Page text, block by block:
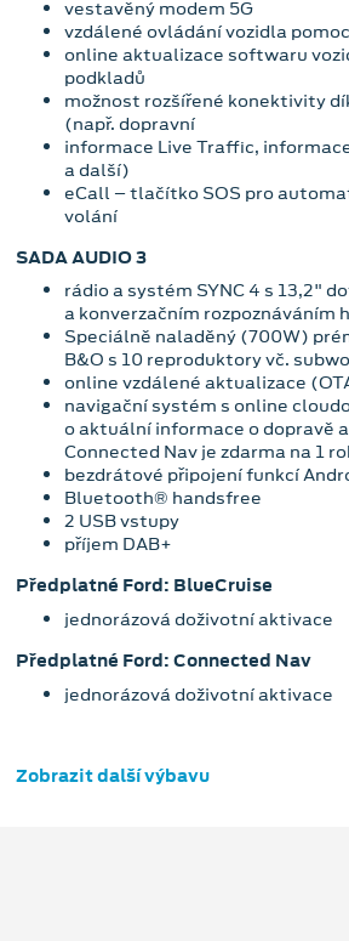
vestavěný modem 5G
vzdálené ovládání vozidla
online aktualizace softwaru
podkladů
možnost rozšířené konektivity
(např. dopravní
informace Live Traffic,
a další)
eCall – tlačítko SOS pro
volání
SADA AUDIO 3
rádio a systém SYNC 4 s 13,2"
a konverzačním rozpoznáváním
Speciálně naladěný (700W)
B&O s 10 reproduktory vč.
online vzdálené aktualizace
navigační systém s online
o aktuální informace o dopravě
Connected Nav je zdarma na 1
bezdrátové připojení funkcí
Bluetooth® handsfree
2 USB vstupy
příjem DAB+
Předplatné Ford: BlueCruise
jednorázová doživotní aktivace
Předplatné Ford: Connected Nav
jednorázová doživotní aktivace
Zobrazit další výbavu